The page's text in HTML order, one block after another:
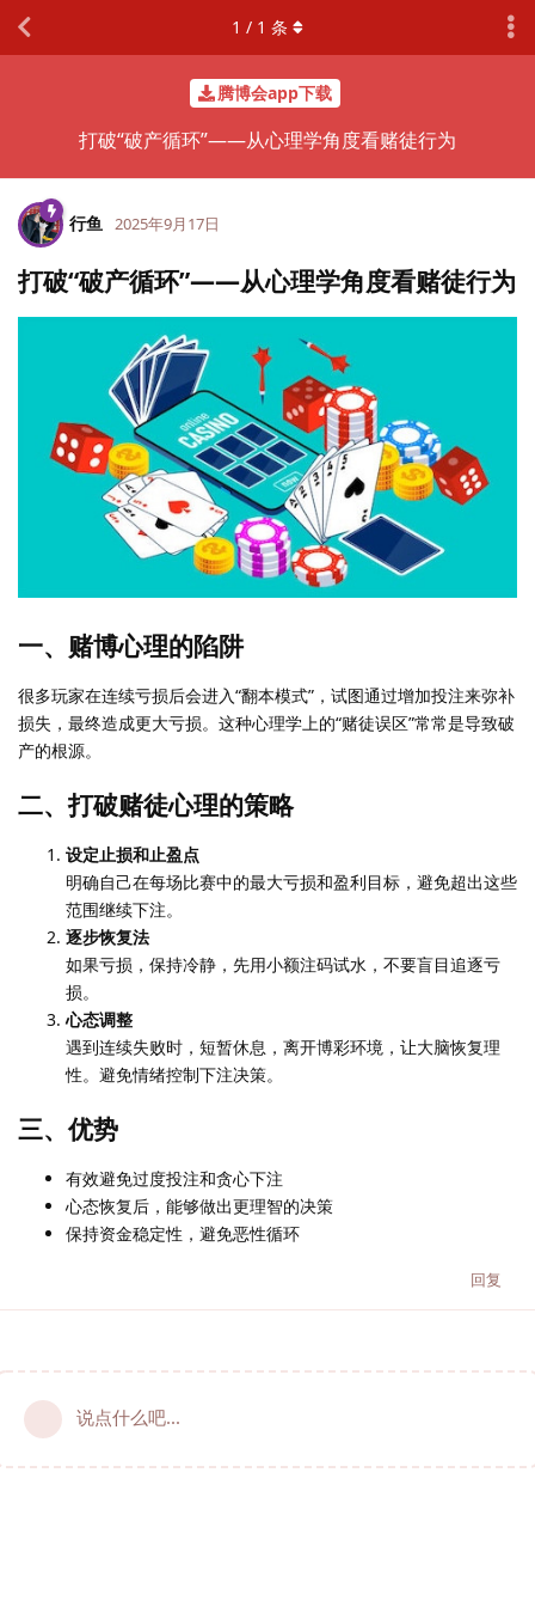
腾博会app下载
打破“破产循环”——从心理学角度看赌徒行为
1 / 1 条
行鱼 2025年9月17日
打破“破产循环”——从心理学角度看赌徒行为
一、赌博心理的陷阱
很多玩家在连续亏损后会进入“翻本模式”，试图通过增加投注来弥补
损失，最终造成更大亏损。这种心理学上的“赌徒误区”常常是导致破
产的根源。
二、打破赌徒心理的策略
设定止损和止盈点
明确自己在每场比赛中的最大亏损和盈利目标，避免超出这些
范围继续下注。
逐步恢复法
如果亏损，保持冷静，先用小额注码试水，不要盲目追逐亏
损。
心态调整
遇到连续失败时，短暂休息，离开博彩环境，让大脑恢复理
性。避免情绪控制下注决策。
三、优势
有效避免过度投注和贪心下注
心态恢复后，能够做出更理智的决策
保持资金稳定性，避免恶性循环
回复
说点什么吧...